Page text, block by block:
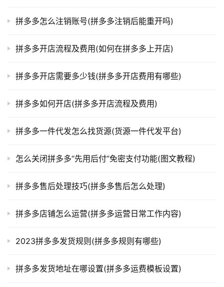
拼多多怎么注销账号(拼多多注销后能重开吗)
拼多多开店流程及费用(如何在拼多多上开店)
拼多多开店需要多少钱(拼多多开店费用有哪些)
拼多多如何开店(拼多多开店流程及费用)
拼多多一件代发怎么找货源(货源一件代发平台)
怎么关闭拼多多“先用后付”免密支付功能(图文教程)
拼多多售后处理技巧(拼多多售后怎么处理)
拼多多店铺怎么运营(拼多多运营日常工作内容)
2023拼多多发货规则(拼多多规则有哪些)
拼多多发货地址在哪设置(拼多多运费模板设置)